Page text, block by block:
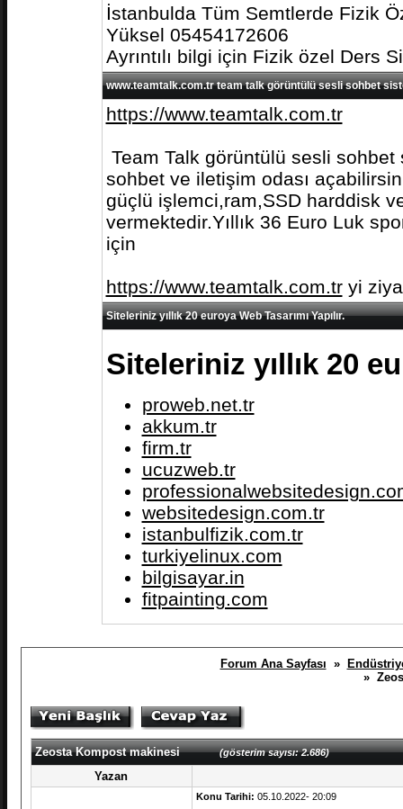
İstanbulda Tüm Semtlerde Fizik
Yüksel 05454172606
Ayrıntılı bilgi için Fizik özel Ders
www.teamtalk.com.tr team talk görüntülü sesli sohbet
https://www.teamtalk.com.tr
Team Talk görüntülü sesli
sohbet ve iletişim odası
güçlü işlemci,ram,SSD harddisk
vermektedir.Yıllık 36 Euro Luk
için
https://www.teamtalk.com.tryi
Siteleriniz yıllık 20 euroya Web Tasarımı Yapılır.
Siteleriniz yıllık 20
proweb.net.tr
akkum.tr
firm.tr
ucuzweb.tr
websitedesign.com.tr
istanbulfizik.com.tr
turkiyelinux.com
bilgisayar.in
fitpainting.com
Forum Ana Sayfası »
»
Zeosta Kompost makinesi(gösterim sayısı: 2.686)
Yazan
Konu Tarihi: 05.10.2022- 20:09